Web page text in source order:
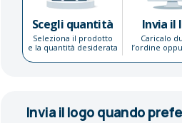
Scegli quantità
Seleziona il prodotto
e la quantità desiderata
Invia il
Caricalo
l’ordine
Invia il logo quando